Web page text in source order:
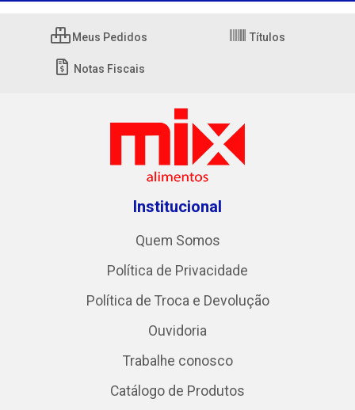
Meus Pedidos Títulos
Notas Fiscais
Institucional
Quem Somos
Política de Privacidade
Política de Troca e Devolução
Ouvidoria
Trabalhe conosco
Catálogo de Produtos